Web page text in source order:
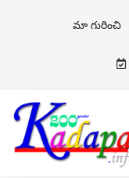
మా గురించి